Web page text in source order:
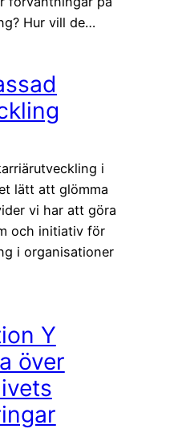
Hur vill de…
i
lätt att glömma
vi har att göra
och initiativ för
i organisationer
Y
över